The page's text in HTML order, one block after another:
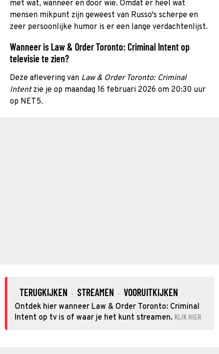
met wat, wanneer en door wie. Omdat er heel wat
mensen mikpunt zijn geweest van Russo's scherpe en
zeer persoonlijke humor is er een lange verdachtenlijst.
Wanneer is Law & Order Toronto: Criminal Intent op
televisie te zien?
Deze aflevering van Law & Order Toronto: Criminal
Intentzie je op maandag 16 februari 2026 om 20:30 uur
op NET5.
TERUGKIJKEN · STREAMEN · VOORUITKIJKEN
Ontdek hier wanneer Law & Order Toronto: Criminal
Intent op tv is of waar je het kunt streamen. KLIK HIER